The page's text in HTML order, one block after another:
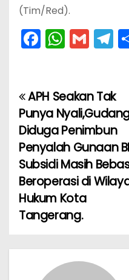
(Tim/Red).
F
a
e
b
o
o
k
W
h
ts
A
p
p
G
m
l
T
el
gr
a
N
a
v
i
g
s
APH Seakan Tak
Punya
Diduga Penimbun
Penyalah Gunaan
Subsidi Masih
Beroperasi di
Hukum Kota
Tangerang.